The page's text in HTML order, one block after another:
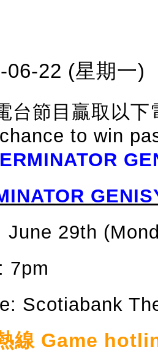
06-22 (星期一)
台節目贏取以
to win
June 29th
7pm
Scotiabank
線 Game